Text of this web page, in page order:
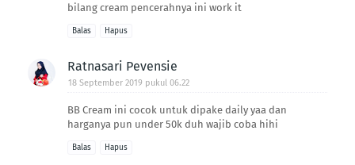
bilang cream pencerahnya ini work it
Balas Hapus
Ratnasari Pevensie
18 September 2019 pukul 06.22
BB Cream ini cocok untuk dipake daily yaa dan
harganya pun under 50k duh wajib coba hihi
Balas Hapus